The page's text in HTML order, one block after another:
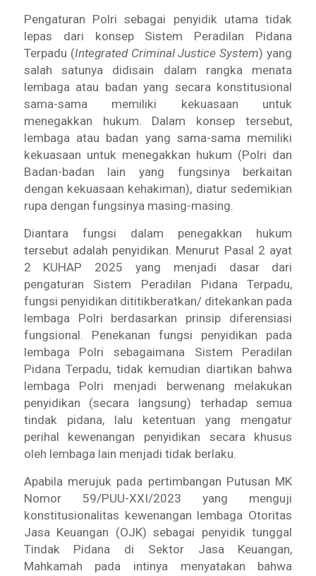
Pengaturan Polri sebagai penyidik utama tidak
lepas dari konsep Sistem Peradilan Pidana
Terpadu (Integrated Criminal Justice System) yang
salah satunya didisain dalam rangka menata
lembaga atau badan yang secara konstitusional
sama-sama memiliki kekuasaan untuk
menegakkan hukum. Dalam konsep tersebut,
lembaga atau badan yang sama-sama memiliki
kekuasaan untuk menegakkan hukum (Polri dan
Badan-badan lain yang fungsinya berkaitan
dengan kekuasaan kehakiman), diatur sedemikian
rupa dengan fungsinya masing-masing.
Diantara fungsi dalam penegakkan hukum
tersebut adalah penyidikan. Menurut Pasal 2 ayat
2 KUHAP 2025 yang menjadi dasar dari
pengaturan Sistem Peradilan Pidana Terpadu,
fungsi penyidikan dititikberatkan/ ditekankan pada
lembaga Polri berdasarkan prinsip diferensiasi
fungsional. Penekanan fungsi penyidikan pada
lembaga Polri sebagaimana Sistem Peradilan
Pidana Terpadu, tidak kemudian diartikan bahwa
lembaga Polri menjadi berwenang melakukan
penyidikan (secara langsung) terhadap semua
tindak pidana, lalu ketentuan yang mengatur
perihal kewenangan penyidikan secara khusus
oleh lembaga lain menjadi tidak berlaku.
Apabila merujuk pada pertimbangan Putusan MK
Nomor 59/PUU-XXI/2023 yang menguji
konstitusionalitas kewenangan lembaga Otoritas
Jasa Keuangan (OJK) sebagai penyidik tunggal
Tindak Pidana di Sektor Jasa Keuangan,
Mahkamah pada intinya menyatakan bahwa